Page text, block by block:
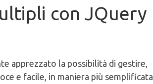
con JQuery
apprezzato la possibilità di gestire,
e facile, in maniera più semplificata